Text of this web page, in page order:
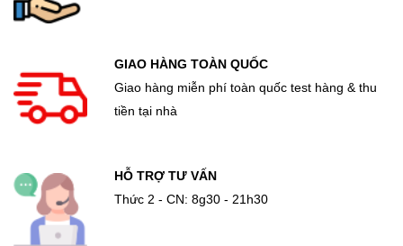
GIAO HÀNG TOÀN QUỐC
Giao hàng miễn phí toàn quốc test hàng & thu
tiền tại nhà
HỖ TRỢ TƯ VẤN
Thức 2 - CN: 8g30 - 21h30